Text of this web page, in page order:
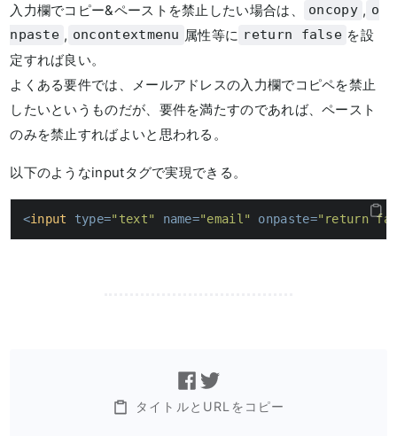
入力欄でコピー&ペーストを禁止したい場合は、 oncopy , o
npaste , oncontextmenu 属性等に return false を設
定すれば良い。
よくある要件では、メールアドレスの入力欄でコピペを禁止
したいというものだが、要件を満たすのであれば、ペースト
のみを禁止すればよいと思われる。
以下のようなinputタグで実現できる。
<input type="text" name="email" onpaste="return
タイトルとURLをコピー